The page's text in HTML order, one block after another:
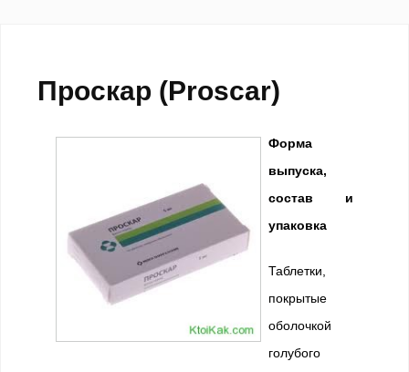
Проскар (Proscar)
Форма
выпуска,
состав и
упаковка
Таблетки,
покрытые
оболочкой
голубого